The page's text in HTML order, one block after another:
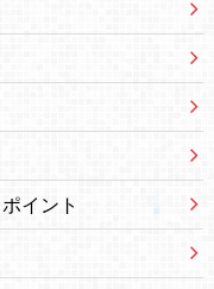
イント